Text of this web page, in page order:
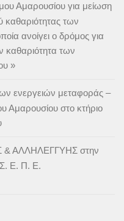
Αμαρουσίου για μείωση
των
ανοίγει ο δρόμος για
καθαριότητα των
»
ενεργειών μεταφοράς –
Αμαρουσίου στο κτήριο
ΑΛΛΗΛΕΓΓΥΗΣ στην
Ε. Π. Ε.